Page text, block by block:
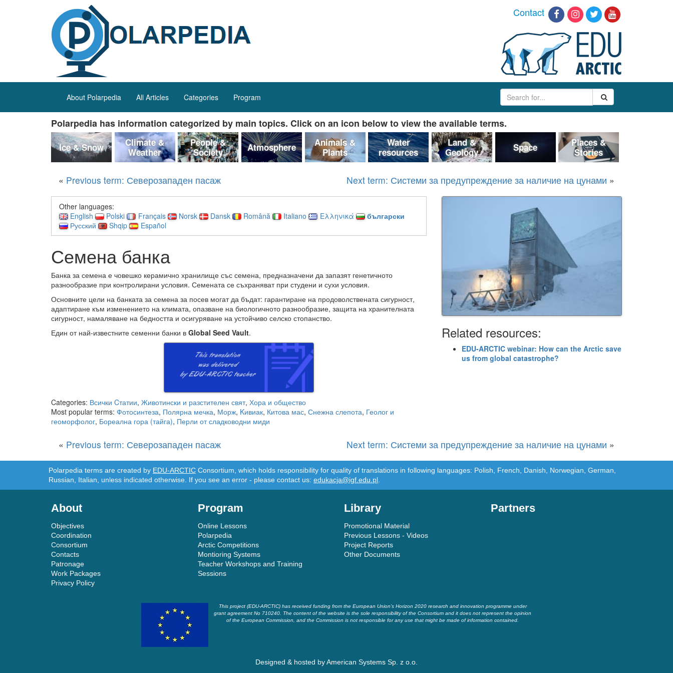
Contact
About Polarpedia All Articles Categories Program
Polarpedia has information categorized by main topics. Click on an icon below to view the available terms.
Ice & Snow
Climate &
Weather
People &
Society
Atmosphere
Animals &
Plants
Water
resources
Land &
Geology
Space
Places &
Stories
« Previous term: Северозападен пасаж Next term: Системи за предупреждение за наличие на цунами »
Other languages:
English
Polski Français Norsk Dansk Română Italiano Ελληνικά
български
Русский
Shqip Español
Семена банка
Банка за семена е човешко керамично хранилище със семена, предназначени да запазят генетичното
разнообразие при контролирани условия. Семената се съхраняват при студени и сухи условия.
Основните цели на банката за семена за посев могат да бъдат: гарантиране на продоволствената сигурност,
адаптиране към изменението на климата, опазване на биологичното разнообразие, защита на хранителната
сигурност, намаляване на бедността и осигуряване на устойчиво селско стопанство.
Един от най-известните семенни банки в Global Seed Vault.
Categories: Всички Cтатии, Животински и разстителен свят, Хора и общество
Most popular terms: Фотосинтеза, Полярна мечка, Морж, Kивиак, Китова мас, Снежна слепота, Геолог и
геоморфолог, Бореална гора (тайга), Перли от сладководни миди
Related resources:
EDU-ARCTIC webinar: How can the Arctic save
us from global catastrophe?
« Previous term: Северозападен пасаж Next term: Системи за предупреждение за наличие на цунами »
Polarpedia terms are created by EDU-ARCTIC Consortium, which holds responsibility for quality of translations in following languages: Polish, French, Danish, Norwegian, German,
Russian, Italian, unless indicated otherwise. If you see an error - please contact us: edukacja@igf.edu.pl
About
Objectives
Coordination
Consortium
Contacts
Patronage
Work Packages
Privacy Policy
Program
Online Lessons
Polarpedia
Arctic Competitions
Montioring Systems
Teacher Workshops and Training
Sessions
Library
Promotional Material
Previous Lessons - Videos
Project Reports
Other Documents
Partners
This project (EDU-ARCTIC) has received funding from the European Union’s Horizon 2020 research and innovation programme under
grant agreement No 710240. The content of the website is the sole responsibility of the Consortium and it does not represent the opinion
of the European Commission, and the Commission is not responsible for any use that might be made of information contained.
Designed & hosted byAmerican Systems Sp. z o.o.